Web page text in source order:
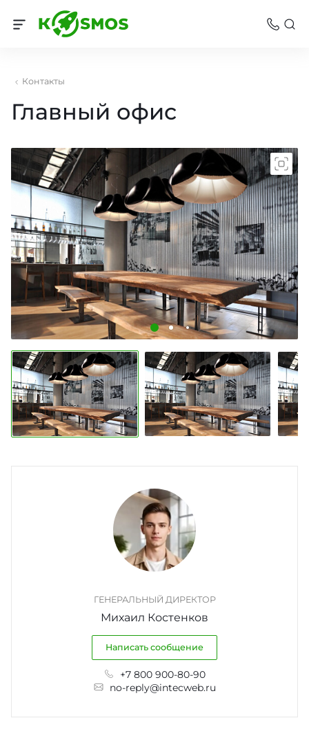
Контакты
Главный офис
ГЕНЕРАЛЬНЫЙ ДИРЕКТОР
Михаил Костенков
Написать сообщение
+7 800 900-80-90
no-reply@intecweb.ru